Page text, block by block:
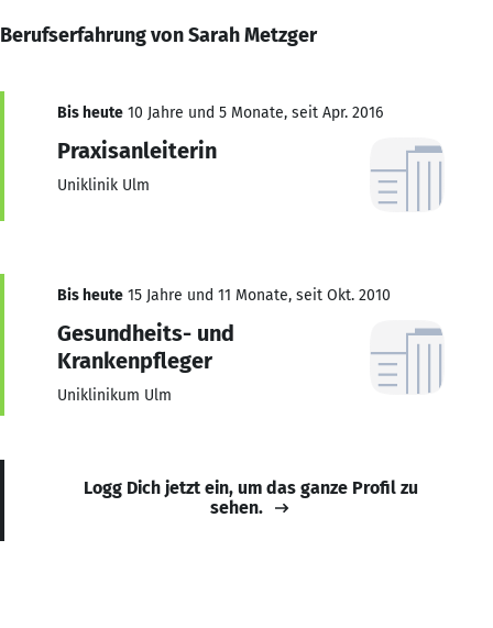
Berufserfahrung von Sarah Metzger
Bis heute 10 Jahre und 5 Monate, seit Apr. 2016
Praxisanleiterin
Uniklinik Ulm
Bis heute 15 Jahre und 11 Monate, seit Okt. 2010
Gesundheits- und
Krankenpfleger
Uniklinikum Ulm
Logg Dich jetzt ein, um das ganze Profil zu
sehen.